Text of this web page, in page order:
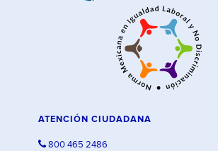
ATENCIÓN CIUDADANA
800 465 2486